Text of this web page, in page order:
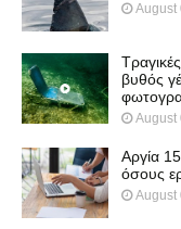
August
βυθός
August
Αργία
όσους
August